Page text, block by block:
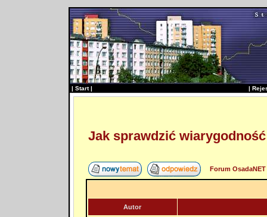
| Start| |
Jak sprawdzić
Forum
Autor